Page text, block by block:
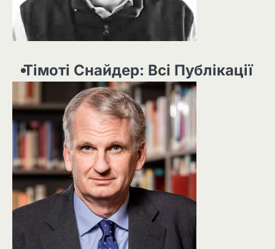
Тімоті Снайдер: Всі Публікації